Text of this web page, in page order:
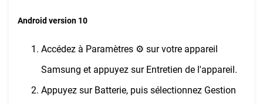
Android version 10
Accédez à Paramètres ⚙︎ sur votre appareil
Samsung et appuyez sur Entretien de l'appareil.
Appuyez sur Batterie, puis sélectionnez Gestion